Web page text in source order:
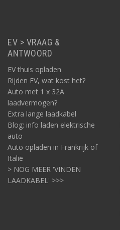
EV > VRAAG &
ANTWOORD
EV thuis opladen
Rijden EV, wat kost het?
Auto met 1 x 32A
laadvermogen?
Extra lange laadkabel
Blog: info laden elektrische
auto
Auto opladen in Frankrijk of
Italië
> NOG MEER 'VINDEN
LAADKABEL' >>>